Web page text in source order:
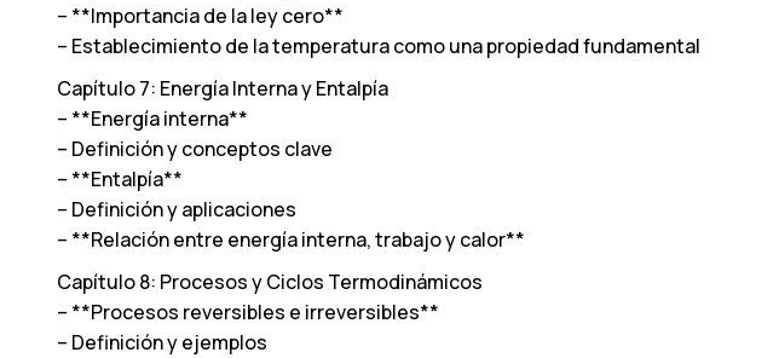
– **Importancia de la ley cero**
– Establecimiento de la temperatura como una propiedad fundamental
Capítulo 7: Energía Interna y Entalpía
– **Energía interna**
– Definición y conceptos clave
– **Entalpía**
– Definición y aplicaciones
– **Relación entre energía interna, trabajo y calor**
Capítulo 8: Procesos y Ciclos Termodinámicos
– **Procesos reversibles e irreversibles**
– Definición y ejemplos